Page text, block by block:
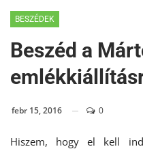
BESZÉDEK
Beszéd a
febr 15, 2016 0
Hiszem, hogy el kell